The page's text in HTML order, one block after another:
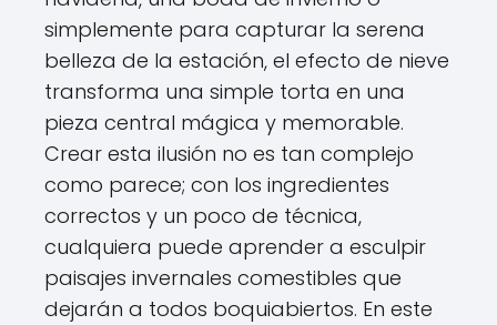
simplemente para capturar la serena
belleza de la estación, el efecto de nieve
transforma una simple torta en una
pieza central mágica y memorable.
Crear esta ilusión no es tan complejo
como parece; con los ingredientes
correctos y un poco de técnica,
cualquiera puede aprender a esculpir
paisajes invernales comestibles que
dejarán a todos boquiabiertos. En este